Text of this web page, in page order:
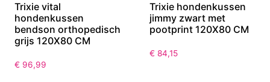
Trixie vital
hondenkussen
bendson orthopedisch
grijs 120X80 CM
€ 96,99
Trixie hondenkussen
jimmy zwart met
pootprint 120X80 CM
€ 84,15